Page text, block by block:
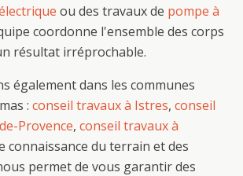
ou des travaux de pompe à
coordonne l'ensemble des corps
résultat irréprochable.
également dans les communes
: conseil travauxà Istres, conseil
Provence, conseil travauxà
connaissance du terrain et des
permet de vous garantir des